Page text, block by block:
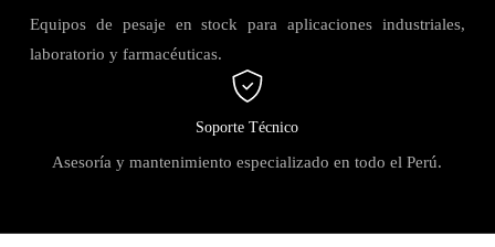
Equipos de pesaje en stock para aplicaciones industriales,
laboratorio y farmacéuticas.
Soporte Técnico
Asesoría y mantenimiento especializado en todo el Perú.